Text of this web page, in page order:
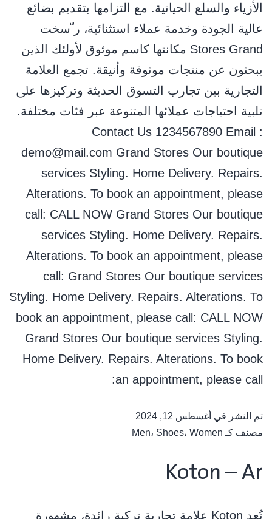
اﻷزﻳﺎء واﻟﺴﻠﻊ اﻟﺤﻴﺎﺗﻴﺔ. ﻣﻊ اﻟﺘﺰاﻣﻬﺎ ﺑﺘﻘﺪﻳﻢ ﺑﻀﺎﺋﻊ
ﻋﺎﻟﻴﺔ اﻟﺠﻮدة وﺧﺪﻣﺔ ﻋﻤﻼء اﺳﺘﺜﻨﺎﺋﻴﺔ، ر ّﺳﺨﺖ
Stores Grand ﻣﻜﺎﻧﺘﻬﺎ ﻛﺎﺳﻢ ﻣﻮﺛﻮق ﻷوﻟﺌﻚ اﻟﺬﻳﻦ
ﻳﺒﺤﺜﻮن ﻋﻦ ﻣﻨﺘﺠﺎت ﻣﻮﺛﻮﻗﺔ وأﻧﻴﻘﺔ. ﺗﺠﻤﻊ اﻟﻌﻼﻣﺔ
اﻟﺘﺠﺎرﻳﺔ ﺑﻴﻦ ﺗﺠﺎرب اﻟﺘﺴﻮق اﻟﺤﺪﻳﺜﺔ وﺗﺮﻛﻴﺰﻫﺎ ﻋﲆ
ﺗﻠﺒﻴﺔ اﺣﺘﻴﺎﺟﺎت ﻋﻤﻼﺋﻬﺎ اﻟﻤﺘﻨﻮﻋﺔ ﻋﺒﺮ ﻓﺌﺎت ﻣﺨﺘﻠﻔﺔ.
Contact Us 1234567890 Email :
demo@mail.com Grand Stores Our boutique
services Styling. Home Delivery. Repairs.
Alterations. To book an appointment, please
call: CALL NOW Grand Stores Our boutique
services Styling. Home Delivery. Repairs.
Alterations. To book an appointment, please
call: Grand Stores Our boutique services
Styling. Home Delivery. Repairs. Alterations. To
book an appointment, please call: CALL NOW
Grand Stores Our boutique services Styling.
Home Delivery. Repairs. Alterations. To book
an appointment, please call:
تم النشر في أغسطس 12, 2024
مصنف كـ
Men، Shoes، Women
Koton – Ar
ﺗُﻌﺪ Koton ﻋﻼﻣﺔ ﺗﺠﺎرﻳﺔ ﺗﺮﻛﻴﺔ راﺋﺪة، ﻣﺸﻬﻮرة